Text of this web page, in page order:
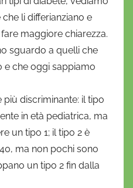
li differianziano e
maggiore chiarezza.
sguardo a quelli che
e che oggi sappiamo
più discriminante: il tipo
in età pediatrica, ma
un tipo 1; il tipo 2 è
ma non pochi sono
un tipo 2 fin dalla